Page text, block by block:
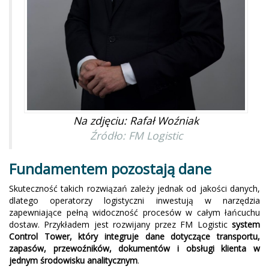
Na zdjęciu: Rafał Woźniak
Źródło: FM Logistic
Fundamentem pozostają dane
Skuteczność takich rozwiązań zależy jednak od jakości danych,
dlatego operatorzy logistyczni inwestują w narzędzia
zapewniające pełną widoczność procesów w całym łańcuchu
dostaw. Przykładem jest rozwijany przez FM Logistic system
Control Tower, który integruje dane dotyczące transportu,
zapasów, przewoźników, dokumentów i obsługi klienta w
jednym środowisku analitycznym.